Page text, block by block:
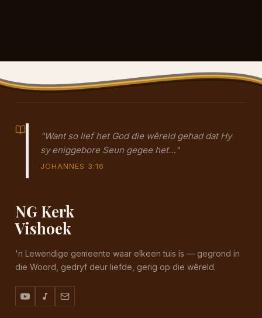
"Want so lief het God die wêreld gehad dat Hy
sy eniggebore Seun gegee het…"
JOHANNES 3:16
NG Kerk
Vishoek
'n Lewendige gemeente waar elkeen tuis is — gegrond in
die Woord, gedryf deur liefde, gerig op die wêreld.